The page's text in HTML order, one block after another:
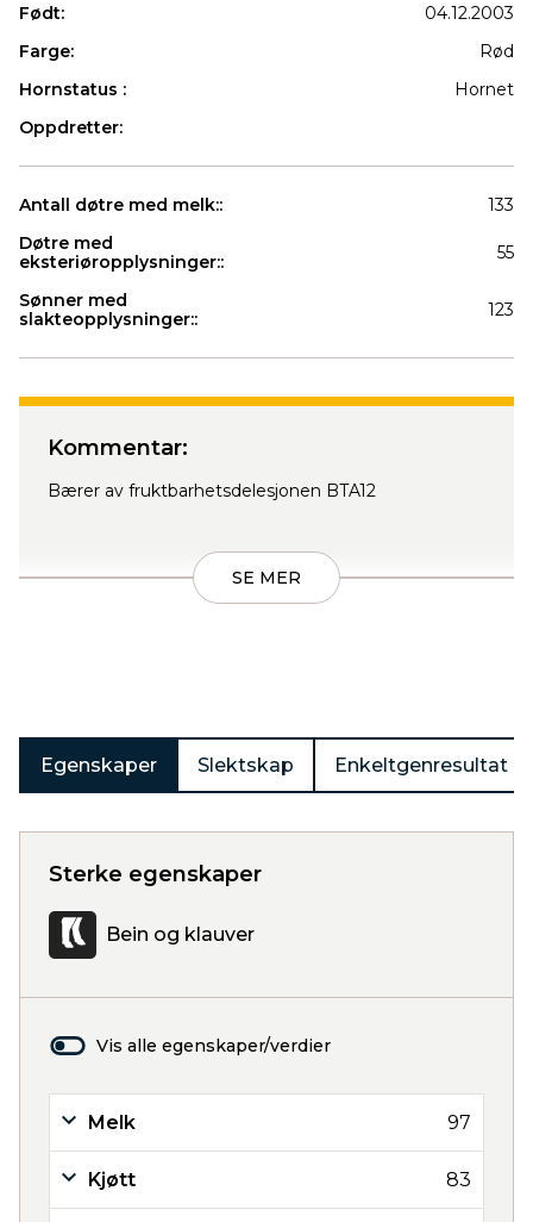
Født:
04.12.2003
Farge:
Rød
Hornstatus :
Hornet
Oppdretter:
Antall døtre med melk::
133
Døtre med
eksteriøropplysninger::
55
Sønner med
slakteopplysninger::
123
Produkter
Kommentar:
Bærer av fruktbarhetsdelesjonen BTA12
SE MER
Egenskaper Slektskap Enkeltgenresultat
Sterke egenskaper
Bein og klauver
Vis alle egenskaper/verdier
Melk 97
Kjøtt 83